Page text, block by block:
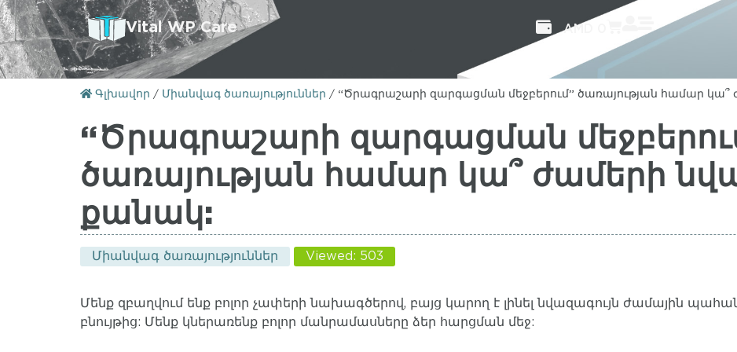
Vital WP Care AMD
Գլխավոր / Միանվագ ծառայություններ / “Ծրագրաշարի զարգացման մեջբերում” ծառայության համար կա՞
“Ծրագրաշարի զարգացման
ծառայության համար կա՞ ժամերի
քանակ:
Միանվագ ծառայություններ Viewed: 503
Մենք զբաղվում ենք բոլոր չափերի նախագծերով, բայց կարող է լինել նվազագույն ժամային
բնույթից: Մենք կներառենք բոլոր մանրամասները ձեր հարցման մեջ: